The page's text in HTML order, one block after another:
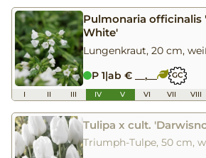
Pulmonaria officinalis
White'
Lungenkraut, 20 cm,
P 1|ab € __,__ GC
I II III IV V VI VII VIII
Tulipa x cult.
Triumph-Tulpe, 50 cm,